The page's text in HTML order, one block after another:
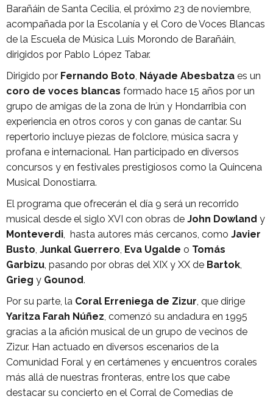
Barañáin de Santa Cecilia, el próximo 23 de noviembre,
acompañada por la Escolanía y el Coro de Voces Blancas
de la Escuela de Música Luis Morondo de Barañáin,
dirigidos por Pablo López Tabar.
Dirigido por Fernando Boto, Náyade Abesbatza es un
coro de voces blancas formado hace 15 años por un
grupo de amigas de la zona de Irún y Hondarribia con
experiencia en otros coros y con ganas de cantar. Su
repertorio incluye piezas de folclore, música sacra y
profana e internacional. Han participado en diversos
concursos y en festivales prestigiosos como la Quincena
Musical Donostiarra.
El programa que ofrecerán el día 9 será un recorrido
musical desde el siglo XVI con obras de John Dowland y
Monteverdi, hasta autores más cercanos, como Javier
Busto, Junkal Guerrero, Eva Ugalde o Tomás
Garbizu, pasando por obras del XIX y XX de Bartok,
Grieg y Gounod.
Por su parte, la Coral Erreniega de Zizur, que dirige
Yaritza Farah Núñez, comenzó su andadura en 1995
gracias a la afición musical de un grupo de vecinos de
Zizur. Han actuado en diversos escenarios de la
Comunidad Foral y en certámenes y encuentros corales
más allá de nuestras fronteras, entre los que cabe
destacar su concierto en el Corral de Comedias de